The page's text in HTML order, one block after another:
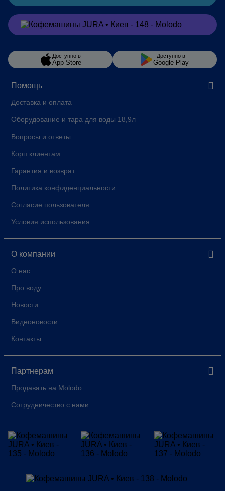
Помощь
Доставка и оплата
Оборудование и тара для воды 18,9л
Вопросы и ответы
Корп клиентам
Гарантия и возврат
Политика конфиденциальности
Согласие пользователя
Условия использования
О компании
О нас
Про воду
Новости
Видеоновости
Контакты
Партнерам
Продавать на Molodo
Сотрудничество с нами
Заказатьв Viber
Доступно в
App Store
Доступно в
Google Play